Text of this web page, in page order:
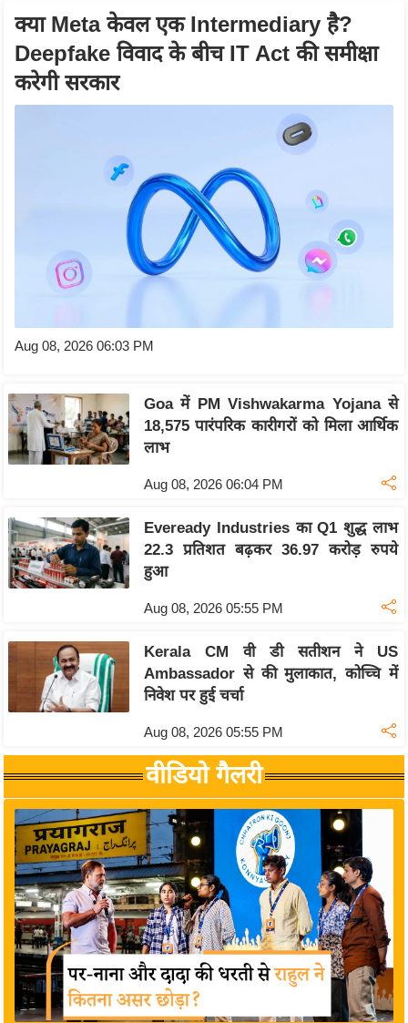
चा
य
प
र
प्र
भु
हि
मा
/
स्थ
ल
व्र
हा
शि
वि
शे
ष
वि
श्ले
ष
ण
ट्रें
डिं
ग
क्या Meta केवल एक Intermediary है?
Deepfake विवाद के बीच IT Act की समीक्षा
करेगी सरकार
Aug 08, 2026 06:03 PM
Goa में PM Vishwakarma Yojana से
18,575 पारंपरिक कारीगरों को मिला आर्थिक
लाभ
Aug 08, 2026 06:04 PM
Eveready Industries का Q1 शुद्ध लाभ
22.3 प्रतिशत बढ़कर 36.97 करोड़ रुपये
हुआ
Aug 08, 2026 05:55 PM
Kerala CM वी डी सतीशन ने US
Ambassador से की मुलाकात, कोच्चि में
निवेश पर हुई चर्चा
Aug 08, 2026 05:55 PM
वीडियो गैलरी